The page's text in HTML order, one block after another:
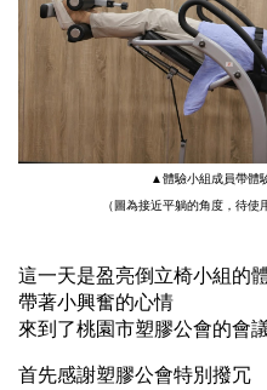
▲體驗小組成員帶體
（圖為接近平躺的角度，待使
這一天是盈亮倒立椅小組的
帶著小興奮的心情
來到了桃園市塑膠公會的會
首先感謝塑膠公會特別撥冗